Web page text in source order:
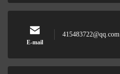
E-mail
415483722@qq.com